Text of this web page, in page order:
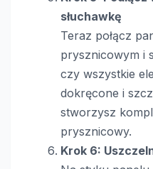
słuchawkę
Teraz połącz
prysznicowym i
czy wszystkie
dokręcone i
stworzysz
prysznicowy.
Krok 6: